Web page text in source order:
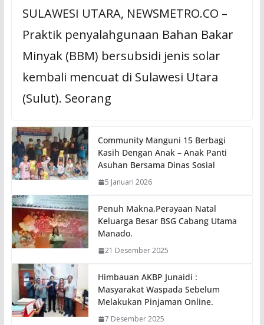
SULAWESI UTARA, NEWSMETRO.CO –
Praktik penyalahgunaan Bahan Bakar
Minyak (BBM) bersubsidi jenis solar
kembali mencuat di Sulawesi Utara
(Sulut). Seorang
Community Manguni 15 Berbagi
Kasih Dengan Anak – Anak Panti
Asuhan Bersama Dinas Sosial
5 Januari 2026
Penuh Makna,Perayaan Natal
Keluarga Besar BSG Cabang Utama
Manado.
21 Desember 2025
Himbauan AKBP Junaidi :
Masyarakat Waspada Sebelum
Melakukan Pinjaman Online.
7 Desember 2025